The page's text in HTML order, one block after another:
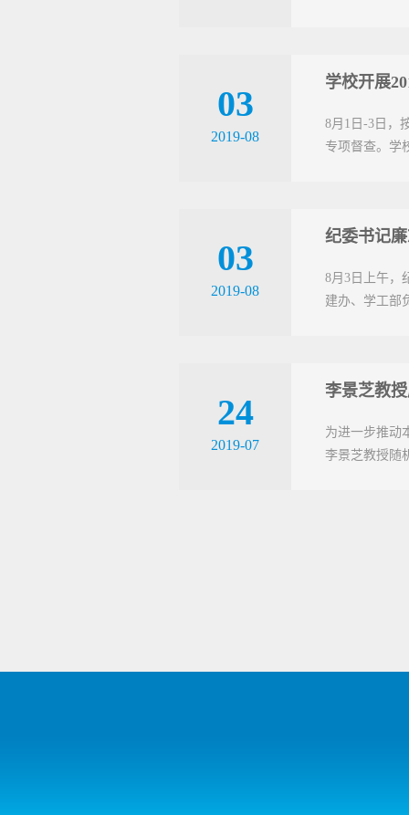
03
2019-08
学校开展
8月1日-3日，
专项督查。学
03
2019-08
纪委书记
8月3日上午，
建办、学工部
24
2019-07
李景芝教
为进一步推动
李景芝教授随